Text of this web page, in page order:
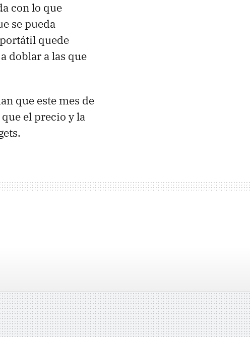
con lo que
se pueda
quede
doblar a las que
que este mes de
el precio y la